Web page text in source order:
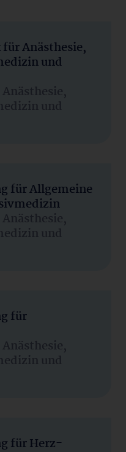
Anästhesie,
und
und
für Allgemeine
und
für
und
für Herz-